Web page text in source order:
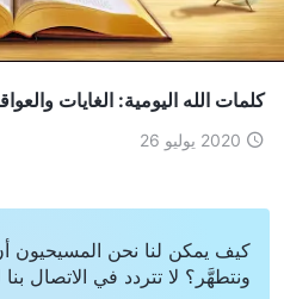
كلمات الله اليومية: الغايات
2020 يوليو 26
كيف يمكن لنا نحن المسيحيون
ونتطهَّر؟ لا تتردد في الاتصال